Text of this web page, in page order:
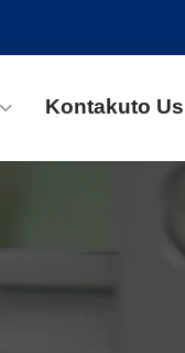
Kontakuto Us